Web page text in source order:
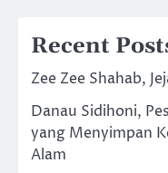
Recent
Zee Zee Shahab,
Danau Sidihoni,
yang Menyimpan
Alam